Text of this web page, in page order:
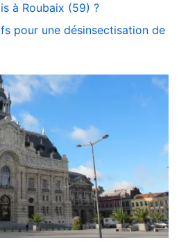
à Roubaix (59) ?
pour une désinsectisation de